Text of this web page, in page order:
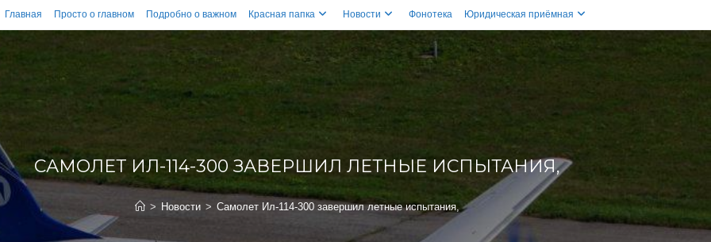
Главная Просто о главном Подробно о важном Красная папка Новости Фонотека Юридическая приёмная
САМОЛЕТ ИЛ-114-300 ЗАВЕРШИЛ ЛЕТНЫЕ ИСПЫТАНИЯ,
> Новости > Самолет Ил-114-300 завершил летные испытания,